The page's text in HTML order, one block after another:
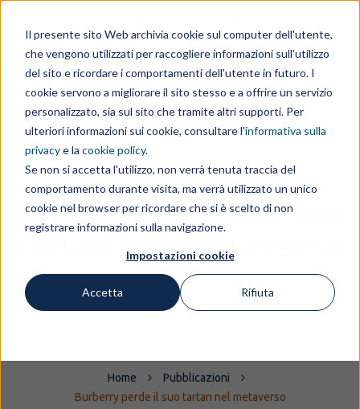
Il presente sito Web archivia cookie sul computer dell'utente,
che vengono utilizzati per raccogliere informazioni sull'utilizzo
del sito e ricordare i comportamenti dell'utente in futuro. I
cookie servono a migliorare il sito stesso e a offrire un servizio
personalizzato, sia sul sito che tramite altri supporti. Per
ulteriori informazioni sui cookie, consultare l'informativa sulla
privacye la cookie policy.
Se non si accetta l'utilizzo, non verrà tenuta traccia del
comportamento durante visita, ma verrà utilizzato un unico
cookie nel browser per ricordare che si è scelto di non
registrare informazioni sulla navigazione.
Impostazioni cookie
Accetta Rifiuta
IL GRUPPO
Burberry perde il suo
tartan nel metaverso
Home
Pubblicazioni
Burberry perde il suo tartan nel metaverso